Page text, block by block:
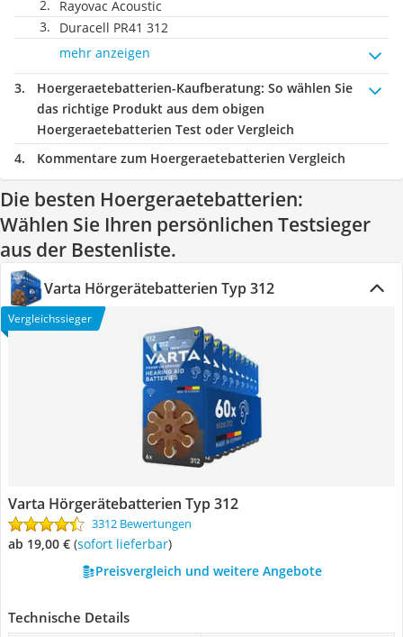
Rayovac Acoustic
Duracell PR41 312
mehr anzeigen
Hoergeraetebatterien-Kaufberatung: So wählen Sie
das richtige Produkt aus dem obigen
Hoergeraetebatterien Test oder Vergleich
Kommentare zum Hoergeraetebatterien Vergleich
Die besten Hoergeraetebatterien:
Wählen Sie Ihren persönlichen Testsieger
aus der Bestenliste.
Varta Hörgerätebatterien Typ 312
Vergleichssieger
Varta Hörgerätebatterien Typ 312
3312 Bewertungen
ab 19,00 € ( Sofort lieferbar)
Preisvergleich und weitere Angebote
Technische Details